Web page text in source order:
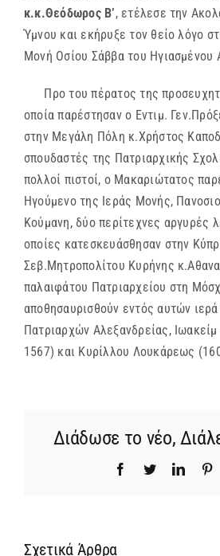
κ.κ.Θεόδωρος Β’, ετέλεσε την
Ύμνου και εκήρυξε τον θείο λόγο
Μονή Οσίου Σάββα του Ηγιασμένου
Προ του πέρατος της
οποία παρέστησαν ο Εντιμ.
στην Μεγάλη Πόλη κ.Χρήστος
σπουδαστές της Πατριαρχικής
πολλοί πιστοί, ο Μακαριώτατος
Ηγούμενο της Ιεράς Μονής,
Κούμανη, δύο περίτεχνες αργυρές
οποίες κατεσκευάσθησαν στην
Σεβ.Μητροπολίτου Κυρήνης
παλαιφάτου Πατριαρχείου στη
αποθησαυρισθούν εντός αυτών
Πατριαρχών Αλεξανδρείας,
1567) και Κυρίλλου Λουκάρεως
Διάδωσε το νέο,
Facebook
Twitter
Σχετικά Άρθρα